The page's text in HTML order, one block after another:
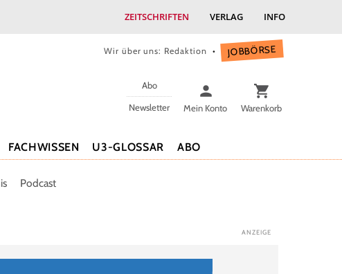
ZEITSCHRIFTEN VERLAG INFO
Wir über uns: Redaktion JOBBÖRSE
Abo
Newsletter
Mein Konto Warenkorb
FACHWISSEN U3-GLOSSAR ABO
Podcast